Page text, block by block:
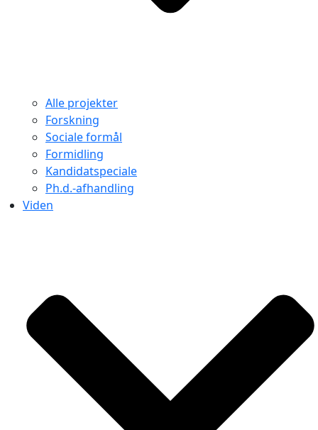
Alle projekter
Forskning
Sociale formål
Formidling
Kandidatspeciale
Ph.d.-afhandling
Viden